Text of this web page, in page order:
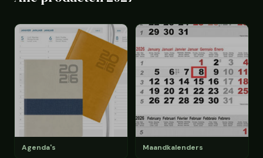
Agenda's Maandkalenders